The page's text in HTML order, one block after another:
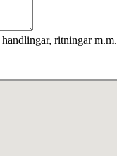
ritningar m.m.